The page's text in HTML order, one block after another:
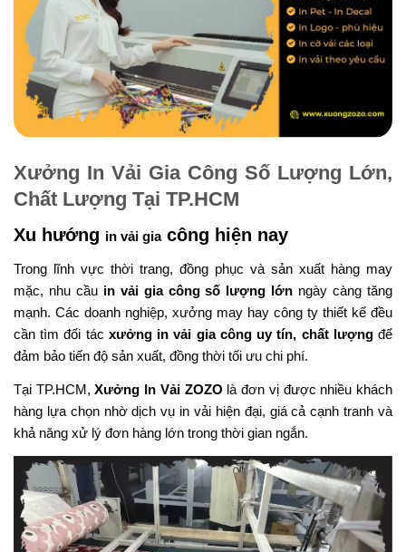
Xưởng In Vải Gia Công Số Lượng Lớn,
Chất Lượng Tại TP.HCM
Xu hướng in vải giacông hiện nay
Trong lĩnh vực thời trang, đồng phục và sản xuất hàng may
mặc, nhu cầu in vải gia công số lượng lớn ngày càng tăng
mạnh. Các doanh nghiệp, xưởng may hay công ty thiết kế đều
cần tìm đối tác xưởng in vải gia công uy tín, chất lượngđể
đảm bảo tiến độ sản xuất, đồng thời tối ưu chi phí.
Tại TP.HCM,Xưởng In Vải ZOZO là đơn vị được nhiều khách
hàng lựa chọn nhờ dịch vụ in vải hiện đại, giá cả cạnh tranh và
khả năng xử lý đơn hàng lớn trong thời gian ngắn.